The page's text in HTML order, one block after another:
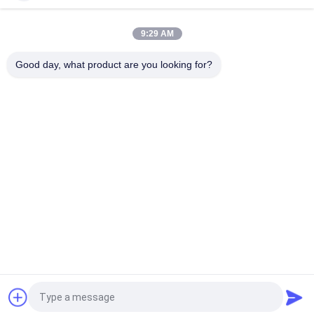
9:29 AM
Good day, what product are you looking for?